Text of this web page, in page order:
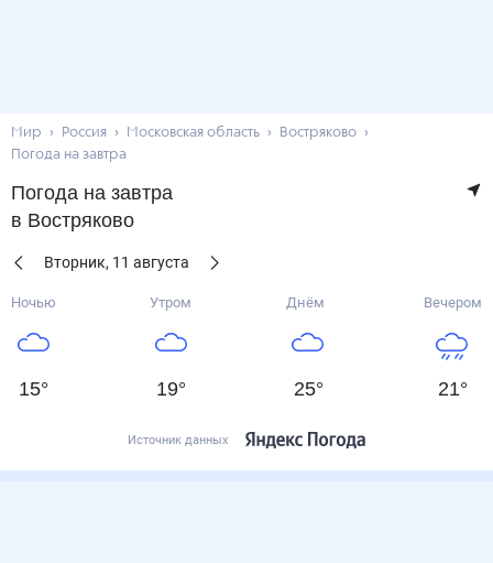
Мир Россия Московская область
Востряково
Погода на завтра
Погода на завтра
в Востряково
Вторник, 11 августа
Ночью
15°
Утром
19°
Днём
25°
Вечером
21°
Источник данных